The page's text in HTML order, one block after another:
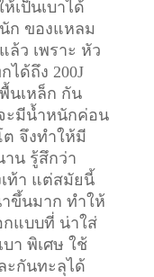
เป็นเบาได้
ก ของแหลม
ล้ว เพราะ หัว
ได้ถึง 200J
นเหล็ก กัน
ะมีน้ำหนักค่อน
จึงทำให้มี
าน รู้สึกว่า
ท้า แต่สมัยนี้
ขึ้นมาก ทำให้
กแบบที่ น่าใส่
า พิเศษ ใช้
ะกันทะลุได้